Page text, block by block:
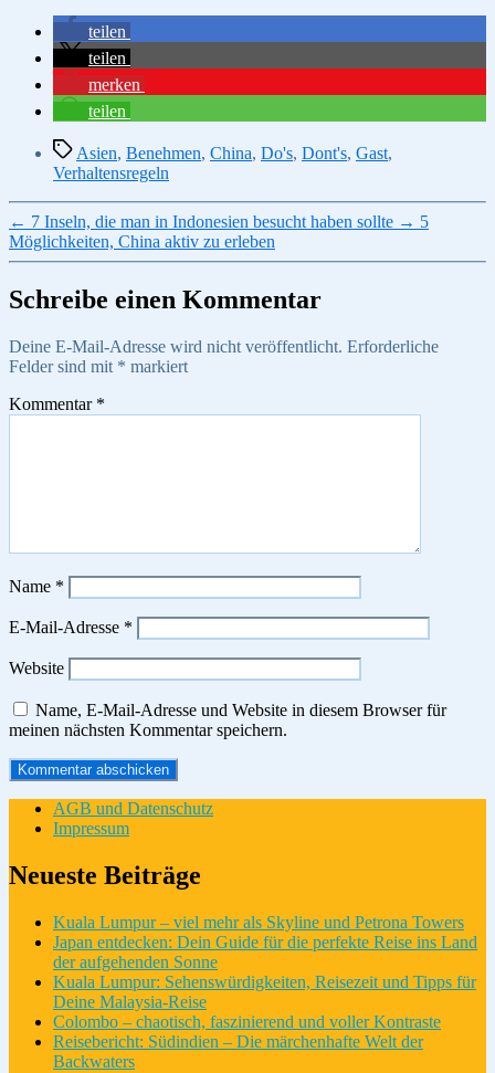
teilen
teilen
merken
teilen
Schlagwörter
Asien, Benehmen, China, Do's, Dont's, Gast,
Verhaltensregeln
← 7 Inseln, die man in Indonesien besucht haben sollte → 5
Möglichkeiten, China aktiv zu erleben
Schreibe einen Kommentar
Deine E-Mail-Adresse wird nicht veröffentlicht. Erforderliche
Felder sind mit * markiert
Kommentar *
Name *
E-Mail-Adresse *
Website
Name, E-Mail-Adresse und Website in diesem Browser für
meinen nächsten Kommentar speichern.
AGB und Datenschutz
Impressum
Neueste Beiträge
Kuala Lumpur – viel mehr als Skyline und Petrona Towers
Japan entdecken: Dein Guide für die perfekte Reise ins Land
der aufgehenden Sonne
Kuala Lumpur: Sehenswürdigkeiten, Reisezeit und Tipps für
Deine Malaysia-Reise
Colombo – chaotisch, faszinierend und voller Kontraste
Reisebericht: Südindien – Die märchenhafte Welt der
Backwaters